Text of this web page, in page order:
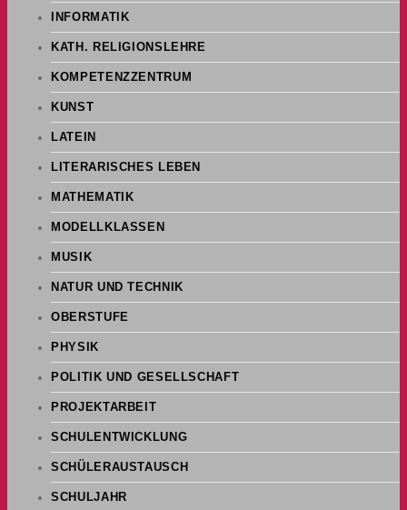
INFORMATIK
KATH. RELIGIONSLEHRE
KOMPETENZZENTRUM
KUNST
LATEIN
LITERARISCHES LEBEN
MATHEMATIK
MODELLKLASSEN
MUSIK
NATUR UND TECHNIK
OBERSTUFE
PHYSIK
POLITIK UND GESELLSCHAFT
PROJEKTARBEIT
SCHULENTWICKLUNG
SCHÜLERAUSTAUSCH
SCHULJAHR